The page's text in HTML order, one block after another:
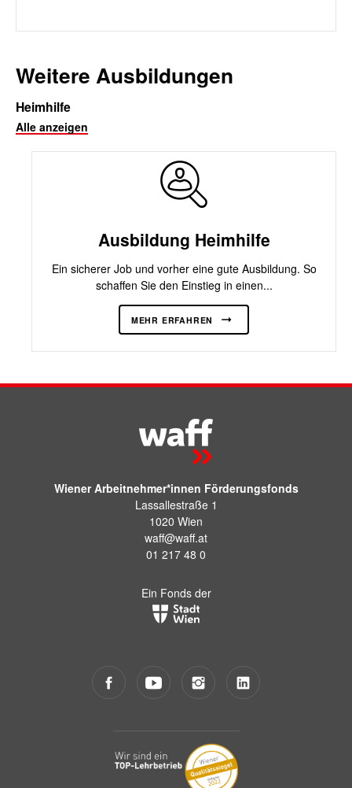
Weitere Ausbildungen
Heimhilfe
Alle anzeigen
Ausbildung Heimhilfe
Ein sicherer Job und vorher eine gute Ausbildung. So
schaffen Sie den Einstieg in einen...
MEHR ERFAHREN
Wiener Arbeitnehmer*innen Förderungsfonds
Lassallestraße 1
1020 Wien
waff@waff.at
01 217 48 0
Ein Fonds der